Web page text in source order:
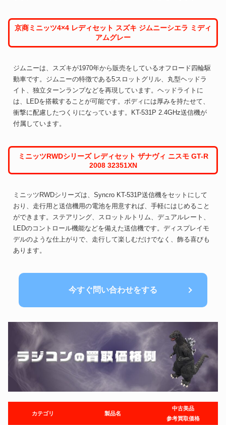
京商ミニッツ4×4 レディセット スズキ ジムニーシエラ ミディ
アムグレー
ジムニーは、スズキが1970年から販売をしているオフロード四輪駆
動車です。ジムニーの特徴である5スロットグリル、丸型ヘッドラ
イト、独立ターンランプなどを再現しています。ヘッドライトに
は、LEDを搭載することが可能です。ボディには厚みを持たせて、
衝撃に配慮したつくりになっています。KT-531P 2.4GHz送信機が
付属しています。
ミニッツRWDシリーズ レディセット ザナヴィ ニスモ GT-R
2008 32351XN
ミニッツRWDシリーズは、Syncro KT-531P送信機をセットにして
おり、走行用と送信機用の電池を用意すれば、手軽にはじめること
ができます。ステアリング、スロットルトリム、デュアルレート、
LEDのコントロール機能などを備えた送信機です。ディスプレイモ
デルのような仕上がりで、走行して楽しむだけでなく、飾る喜びも
あります。
今すぐ問い合わせをする
カテゴリ 製品名
中古美品
参考買取価格